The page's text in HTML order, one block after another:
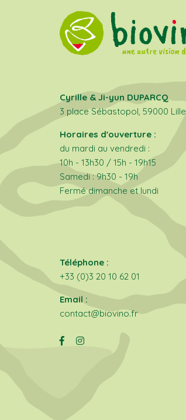
Cyrille & Ji-yun DUPARCQ
3 place Sébastopol, 59000 Lille
Horaires d'ouverture :
du mardi au vendredi :
10h - 13h30 / 15h - 19h15
Samedi : 9h30 - 19h
Fermé dimanche et lundi
Téléphone :
+33 (0)3 20 10 62 01
Email :
contact@biovino.fr